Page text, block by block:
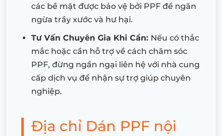
các bề mặt được bảo vệ bởi PPF để ngăn
ngừa trầy xước và hư hại.
Tư Vấn Chuyên Gia Khi Cần: Nếu có thắc
mắc hoặc cần hỗ trợ về cách chăm sóc
PPF, đừng ngần ngại liên hệ với nhà cung
cấp dịch vụ để nhận sự trợ giúp chuyên
nghiệp.
Địa chỉ Dán PPF nội